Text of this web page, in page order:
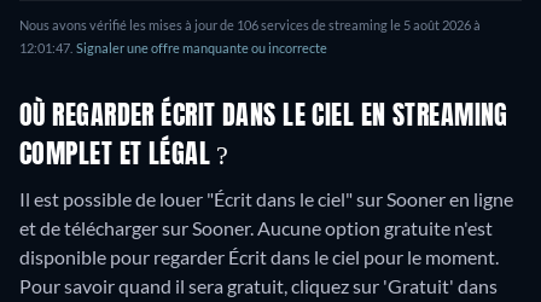
Nous avons vérifié les mises à jour de 106 services de streaming le 5 août 2026 à
12:01:47. Signaler une offre manquante ou incorrecte
OÙ REGARDER ÉCRIT DANS LE CIEL EN STREAMING
COMPLET ET LÉGAL ?
Il est possible de louer "Écrit dans le ciel" sur Sooner en ligne
et de télécharger sur Sooner.Aucune option gratuite n'est
disponible pour regarder Écrit dans le ciel pour le moment.
Pour savoir quand il sera gratuit, cliquez sur 'Gratuit' dans